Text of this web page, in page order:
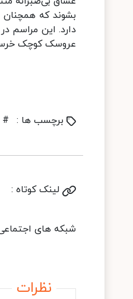
بشوند که
دارد. این مراسم
عروسک کوچک
برچسب ها : #
لینک کوتاه :
شبکه های
نظرات